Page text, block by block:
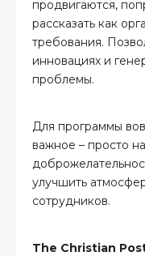
продвигаются,
рассказать как
требования.
инновациях и
проблемы.
Для программы
важное – просто
улучшить
сотрудников.
The Christian